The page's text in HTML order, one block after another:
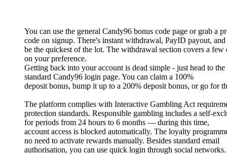
You can use the general Candy96 bonus code page or grab a
code on signup. There's instant withdrawal, PayID payout,
be the quickest of the lot. The withdrawal section covers a few
on your preference.
Getting back into your account is dead simple - just head to the
standard Candy96 login page. You can claim a 100%
deposit bonus, bump it up to a 200% deposit bonus, or go for
The platform complies with Interactive Gambling Act
protection standards. Responsible gambling includes a self-
for periods from 24 hours to 6 months — during this time,
account access is blocked automatically. The loyalty
no need to activate rewards manually. Besides standard email
authorisation, you can use quick login through social networks.